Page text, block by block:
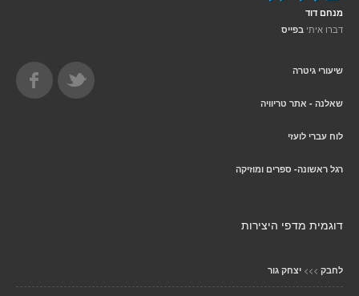
מנחם דוד
דברו איתי בפייס
שיעורי גיטרה
שאלנה - אתר טריוויה
לוח עברי לועזי
רגל ראשונה- ספרים ומוזיקה
דוגמית מדפי היצירות
לחבק >>> יצחק גור